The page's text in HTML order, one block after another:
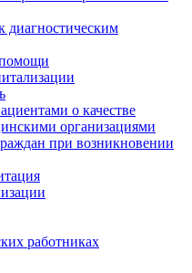
диагностическим
о качестве
организациями
при возникновении
работниках